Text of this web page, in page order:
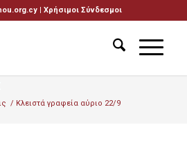
| Χρήσιμοι Σύνδεσμοι
/ Κλειστά γραφεία αύριο 22/9